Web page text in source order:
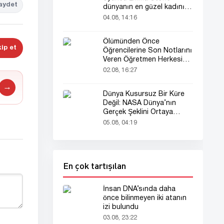
et
→
dünyanın en güzel kadını
seçildi!
04.08, 14:16
Ölümünden Önce
Öğrencilerine Son Notlarını
Veren Öğretmen Herkesi
Derinden Etkiledi
02.08, 16:27
Dünya Kusursuz Bir Küre
Değil: NASA Dünya’nın
Gerçek Şeklini Ortaya
Koydu
05.08, 04:19
En çok tartışılan
İnsan DNA’sında daha
önce bilinmeyen iki atanın
izi bulundu
03.08, 23:22